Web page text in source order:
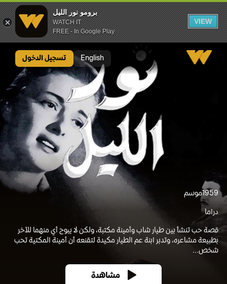
برومو نور الليل
WATCH IT
FREE - In Google Play
VIEW
English تسجيل الدخول
1959موسم
دراما
قصة حب تنشأ بين طيار شاب وأمينة مكتبة، ولكن لا يبوح أي منهما للآخر
بطبيعة مشاعره، وتدبر ابنة عم الطيار مكيدة لتقنعه أن أمينة المكتية تحب
شخص...
مشاهدة